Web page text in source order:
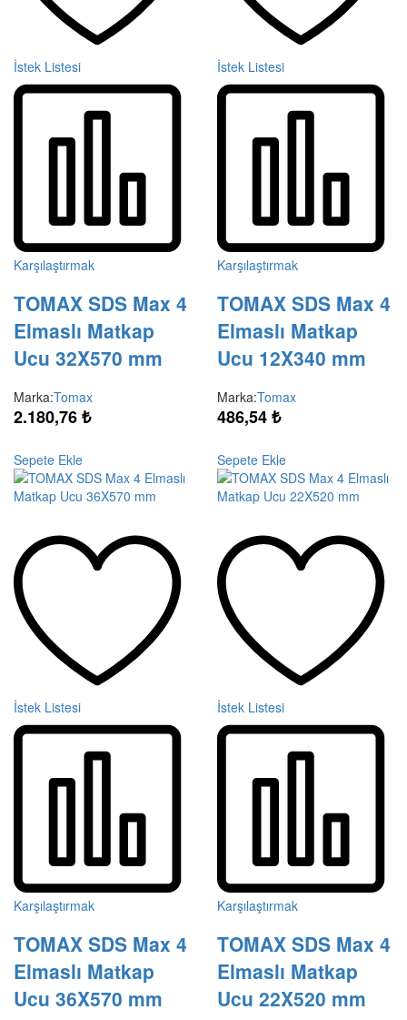
İstek Listesi
Karşılaştırmak
TOMAX SDS Max 4
Elmaslı Matkap
Ucu 32X570 mm
Marka:Tomax
2.180,76₺
Sepete Ekle
İstek Listesi
Karşılaştırmak
TOMAX SDS Max 4
Elmaslı Matkap
Ucu 12X340 mm
Marka:Tomax
486,54₺
Sepete Ekle
İstek Listesi
Karşılaştırmak
TOMAX SDS Max 4
Elmaslı Matkap
Ucu 36X570 mm
İstek Listesi
Karşılaştırmak
TOMAX SDS Max 4
Elmaslı Matkap
Ucu 22X520 mm